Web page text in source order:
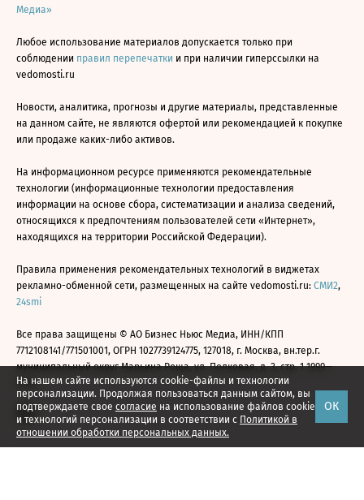
На нашем сайте используются cookie-файлы и технологии
персонализации. Продолжая пользоваться данным сайтом, вы
подтверждаете свое согласие на использование файлов cookie
и технологий персонализации в соответствии с Политикой в
отношении обработки персональных данных.
ОК
Медиа»
Любое использование материалов допускается только при
соблюдении правил перепечатки и при наличии гиперссылки на
vedomosti.ru
Новости, аналитика, прогнозы и другие материалы, представленные
на данном сайте, не являются офертой или рекомендацией к покупке
или продаже каких-либо активов.
На информационном ресурсе применяются рекомендательные
технологии (информационные технологии предоставления
информации на основе сбора, систематизации и анализа сведений,
относящихся к предпочтениям пользователей сети «Интернет»,
находящихся на территории Российской Федерации).
Правила применения рекомендательных технологий в виджетах
рекламно-обменной сети, размещенных на сайте vedomosti.ru: СМИ2,
24smi
Все права защищены © АО Бизнес Ньюс Медиа, ИНН/КПП
7712108141/771501001, ОГРН 1027739124775, 127018, г. Москва, вн.тер.г.
муниципальный округ Марьина Роща, ул. Полковая, д. 3, стр. 1 1999—
2026